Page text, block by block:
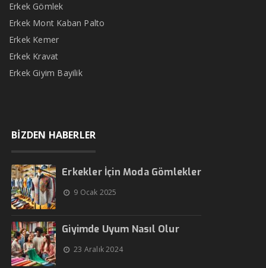
Erkek Gömlek
Erkek Mont Kaban Palto
Erkek Kemer
Erkek Kravat
Erkek Giyim Bayilik
BİZDEN HABERLER
Erkekler İçin Moda Gömlekler
9 Ocak 2025
Giyimde Uyum Nasıl Olur
23 Aralık 2024